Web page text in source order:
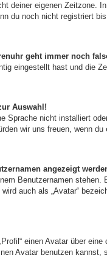
deiner eigenen Zeitzone.
du noch nicht registriert
geht immer noch
eingestellt hast und die
Auswahl!
Sprache nicht installiert
wir uns freuen, wenn
angezeigt
Benutzernamen
auch als „Avatar“
einen Avatar über
Avatar benutzen